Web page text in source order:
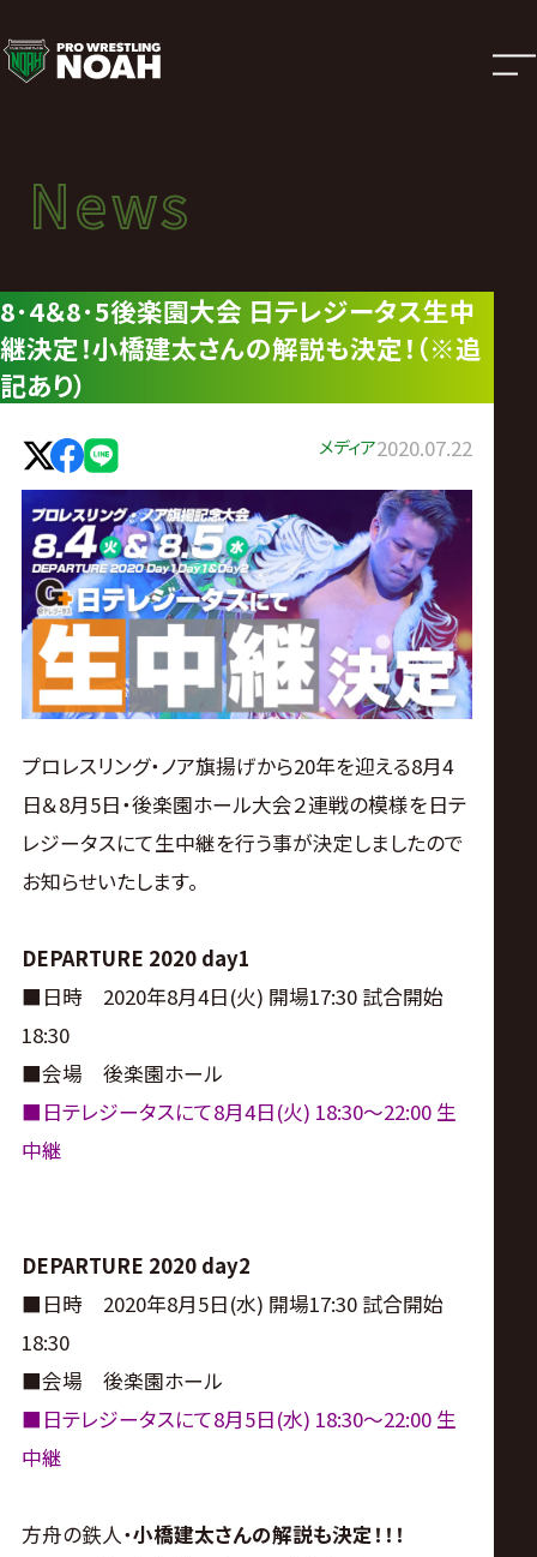
ニ
ュ
ー
ス
|
プ
ロ
レ
ス
リ
ン
グ・
ノ
ア
公
式
サ
イ
News
ニュース
News
8･4＆8･5後楽園大会 日テレジータス生中
継決定！小橋建太さんの解説も決定！（※追
記あり）
メディア2020.07.22
プロレスリング・ノア旗揚げから20年を迎える8月4
日＆8月5日・後楽園ホール大会２連戦の模様を日テ
レジータスにて生中継を行う事が決定しましたので
お知らせいたします。
DEPARTURE 2020 day1
■日時 2020年8月4日(火) 開場17:30 試合開始
18:30
■会場 後楽園ホール
■日テレジータスにて8月4日(火) 18:30〜22:00 生
中継
DEPARTURE 2020 day2
■日時 2020年8月5日(水) 開場17:30 試合開始
18:30
■会場 後楽園ホール
■日テレジータスにて8月5日(水) 18:30〜22:00 生
中継
方舟の鉄人・小橋建太さんの解説も決定！！！